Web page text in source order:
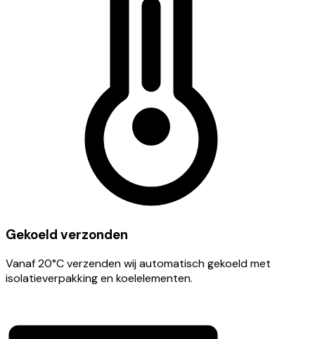
Gekoeld verzonden
Vanaf 20°C verzenden wij automatisch gekoeld met
isolatieverpakking en koelelementen.